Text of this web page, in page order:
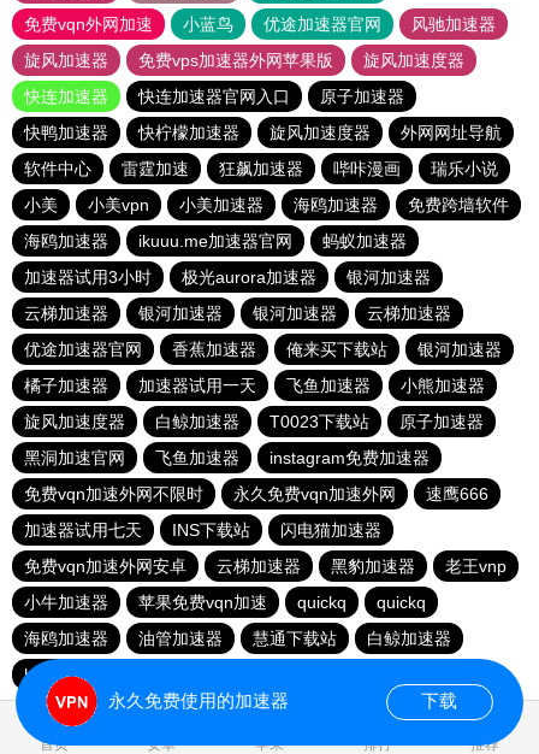
免费vqn外网加速
小蓝鸟 优途加速器官网
风驰加速器
旋风加速器
免费vps加速器外网苹果版
旋风加速度器
快连加速器
快连加速器官网入口
原子加速器
快鸭加速器
快柠檬加速器 旋风加速度器
外网网址导航
软件中心
雷霆加速 狂飙加速器 哔咔漫画
瑞乐小说
小美
小美vpn 小美加速器 海鸥加速器
免费跨墙软件
海鸥加速器
ikuuu.me加速器官网
蚂蚁加速器
加速器试用3小时
极光aurora加速器
银河加速器
云梯加速器
银河加速器 银河加速器
云梯加速器
优途加速器官网
香蕉加速器 俺来买下载站
银河加速器
橘子加速器
加速器试用一天 飞鱼加速器
小熊加速器
旋风加速度器
白鲸加速器 T0023下载站
原子加速器
黑洞加速官网
飞鱼加速器
instagram免费加速器
免费vqn加速外网不限时
永久免费vqn加速外网
速鹰666
加速器试用七天
INS下载站
闪电猫加速器
免费vqn加速外网安卓
云梯加速器 黑豹加速器
老王vnp
小牛加速器
苹果免费vqn加速 quickq
quickq
海鸥加速器
油管加速器 慧通下载站
白鲸加速器
hammer加速器
首页 安卓 苹果 排行 推荐
永久免费使用的加速器 下载
0.028522s